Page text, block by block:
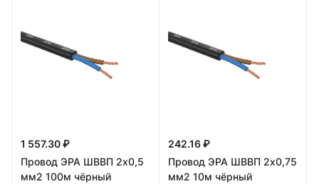
1 557.30 ₽
Провод ЭРА ШВВП 2х0,5
мм2 100м чёрный
242.16 ₽
Провод ЭРА ШВВП 2х0,75
мм2 10м чёрный